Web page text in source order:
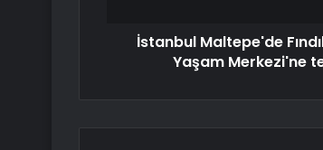
İstanbul Maltepe'de
Yaşam Merkezi'ne